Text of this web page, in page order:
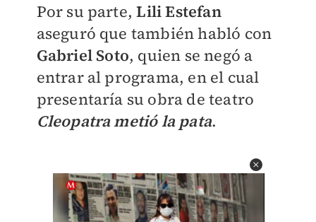
Por su parte,Lili Estefan
aseguró que también habló con
Gabriel Soto, quien se negó a
entrar al programa, en el cual
presentaría su obra de teatro
Cleopatra metió la pata.